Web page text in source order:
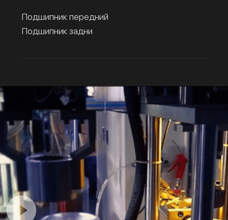
Подшипник передний
Подшипник задни